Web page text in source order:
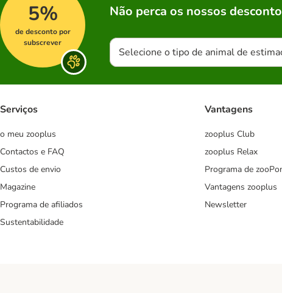
5%
de desconto por
subscrever
Não perca os nossos
Selecione o tipo de animal de
Serviços
o meu zooplus
Contactos e FAQ
Custos de envio
Magazine
Programa de afiliados
Sustentabilidade
Vantagens
zooplus Club
zooplus Relax
Programa de
Vantagens zooplus
Newsletter